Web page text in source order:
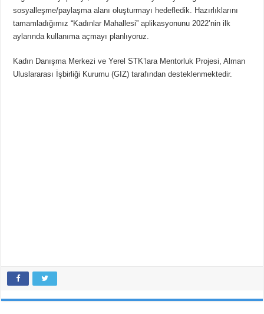
sosyalleşme/paylaşma alanı oluşturmayı hedefledik. Hazırlıklarını
tamamladığımız “Kadınlar Mahallesi” aplikasyonunu 2022’nin ilk
aylarında kullanıma açmayı planlıyoruz.
Kadın Danışma Merkezi ve Yerel STK’lara Mentorluk Projesi, Alman
Uluslararası İşbirliği Kurumu (GIZ) tarafından desteklenmektedir.